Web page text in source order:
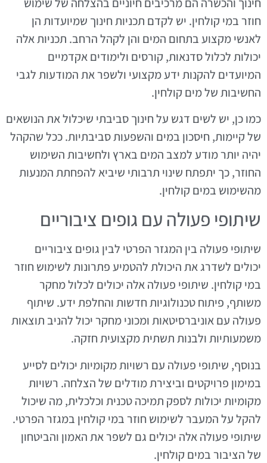
חוזר במי קולחין. יש לקדם תכניות חינוך שמיועדות הן
לאנשי מקצוע בתחום המים והן לקהל הרחב. תכניות אלה
יכולות לכלול סדנאות, קורסים ולימודים אקדמיים
המיועדים להקנות ידע מקצועי ולשפר את המודעות לגבי
החשיבות של מים קולחין.
כמו כן, יש לשים דגש על חינוך סביבתי שיכלול את הנושאים
של קיימות, חיסכון במים והשפעות סביבתיות. ככל שהקהל
יהיה יותר מודע למצב המים בארץ ולחשיבות השימוש
החוזר, כך יתפתח שינוי תרבותי שיביא להפחתת המנעות
מהשימוש במים קולחין.
שיתופי פעולה עם גופים ציבוריים
שיתופי פעולה בין המגזר הפרטי לבין גופים ציבוריים
יכולים לשדרג את היכולת להטמיע פתרונות לשימוש חוזר
במי קולחין. שיתופי פעולה אלה יכולים לכלול מחקר
משותף, פיתוח טכנולוגיות חדשות והחלפת ידע. שיתוף
פעולה עם אוניברסיטאות ומכוני מחקר יכול להניב תוצאות
משמעותיות ולבנות תשתית מקצועית חזקה.
בנוסף, שיתופי פעולה עם רשויות מקומיות יכולים לסייע
במימון פרויקטים וביצירת מודלים של הצלחה. רשויות
מקומיות יכולות לספק תמיכה טכנית וכלכלית, מה שיכול
להקל על המעבר לשימוש חוזר במי קולחין במגזר הפרטי.
שיתופי פעולה אלה יכולים גם לשפר את האמון והביטחון
של הציבור במים קולחין.